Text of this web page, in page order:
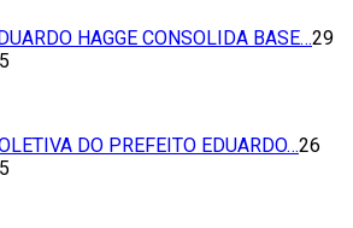
HAGGE CONSOLIDA BASE…29
DO PREFEITO EDUARDO…26